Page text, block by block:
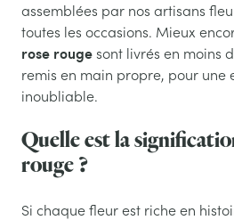
assemblées par nos artisans
toutes les occasions. Mieux
rose rouge sont livrés en moins
remis en main propre, pour une
inoubliable.
Quelle est la
rouge ?
Si chaque fleur est riche en